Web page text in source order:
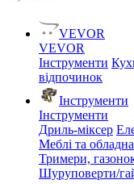
VEVOR
VEVOR
Інструменти
відпочинок
Інструменти
Інструменти
Дриль-міксер
Меблі та
Тримери,
Шуруповерти/